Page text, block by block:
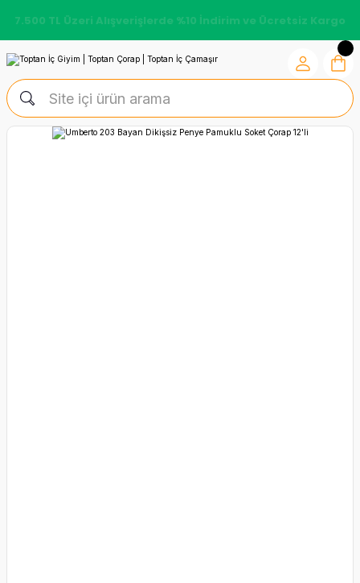
7.500 TL Üzeri Alışverişlerde %10 İndirim ve Ücretsiz Kargo